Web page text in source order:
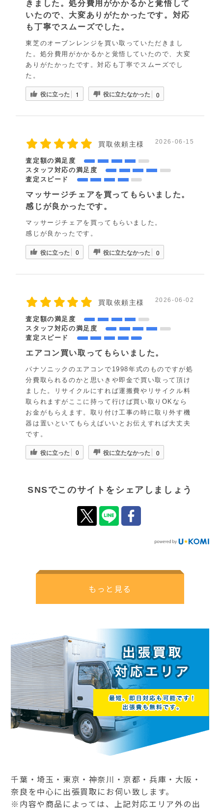
きました。処分費用がかかるかと覚悟して
いたので、大変ありがたかったです。対応
も丁寧でスムーズでした。
東芝のオーブンレンジを買い取っていただきまし
た。処分費用がかかるかと覚悟していたので、大変
ありがたかったです。対応も丁寧でスムーズでし
た。
役に立った 1 役に立たなかった 0
買取依頼主様 2026-06-15
査定額の満足度
スタッフ対応の満足度
査定スピード
マッサージチェアを買ってもらいました。
感じが良かったです。
マッサージチェアを買ってもらいました。
感じが良かったです。
役に立った 0 役に立たなかった 0
買取依頼主様 2026-06-02
査定額の満足度
スタッフ対応の満足度
査定スピード
エアコン買い取ってもらいました。
パナソニックのエアコンで1998年式のものですが処
分費取られるのかと思いきや即金で買い取って頂け
ました。リサイクルにすれば運搬費やリサイクル料
取られますがここに持って行けば買い取りOKなら
お金がもらえます。取り付け工事の時に取り外す機
器は置いといてもらえばいいとお伝えすれば大丈夫
です。
役に立った 0 役に立たなかった 0
SNSでこのサイトをシェアしましょう
もっと見る
千葉・埼玉・東京・神奈川・京都・兵庫・大阪・
奈良を中心に出張買取にお伺い致します。
※内容や商品によっては、上記対応エリア外の出